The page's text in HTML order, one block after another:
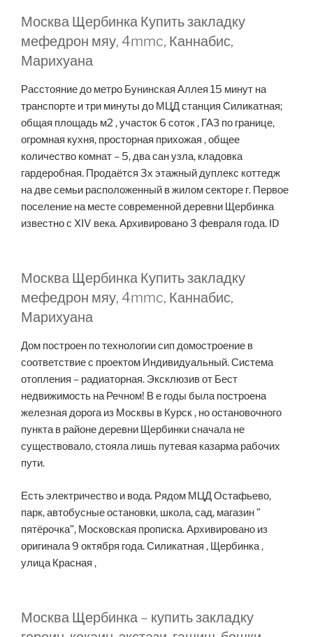
Москва Щербинка Купить закладку
мефедрон мяу, 4mmc, Каннабис,
Марихуана
Расстояние до метро Бунинская Аллея 15 минут на
транспорте и три минуты до МЦД станция Силикатная;
общая площадь м2 , участок 6 соток , ГАЗ по границе,
огромная кухня, просторная прихожая , общее
количество комнат – 5, два сан узла, кладовка
гардеробная. Продаётся 3х этажный дуплекс коттедж
на две семьи расположенный в жилом секторе г. Первое
поселение на месте современной деревни Щербинка
известно с XIV века. Архивировано 3 февраля года. ID
Москва Щербинка Купить закладку
мефедрон мяу, 4mmc, Каннабис,
Марихуана
Дом построен по технологии сип домостроение в
соответствие с проектом Индивидуальный. Система
отопления – радиаторная. Эксклюзив от Бест
недвижимость на Речном! В е годы была построена
железная дорога из Москвы в Курск , но остановочного
пункта в районе деревни Щербинки сначала не
существовало, стояла лишь путевая казарма рабочих
пути.
Есть электричество и вода. Рядом МЦД Остафьево,
парк, автобусные остановки, школа, сад, магазин ”
пятёрочка”, Московская прописка. Архивировано из
оригинала 9 октября года. Силикатная , Щербинка ,
улица Красная ,
Москва Щербинка – купить закладку